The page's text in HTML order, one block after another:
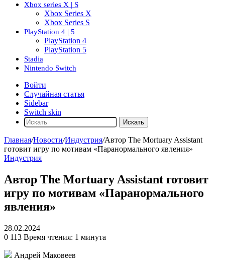
Xbox series X | S
Xbox Series X
Xbox Series S
PlayStation 4 | 5
PlayStation 4
PlayStation 5
Stadia
Nintendo Switch
Войти
Случайная статья
Sidebar
Switch skin
Искать
Главная/Новости/Индустрия/Автор The Mortuary Assistant
готовит игру по мотивам «Паранормального явления»
Индустрия
Автор The Mortuary Assistant готовит
игру по мотивам «Паранормального
явления»
28.02.2024
0 113 Время чтения: 1 минута
Андрей Маковеев